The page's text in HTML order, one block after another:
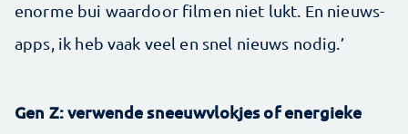
enorme bui waardoor filmen niet lukt. En nieuws-
apps, ik heb vaak veel en snel nieuws nodig.’
Gen Z: verwende sneeuwvlokjes of energieke